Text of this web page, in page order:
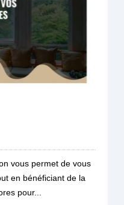
vous permet de vous
en bénéficiant de la
pour...